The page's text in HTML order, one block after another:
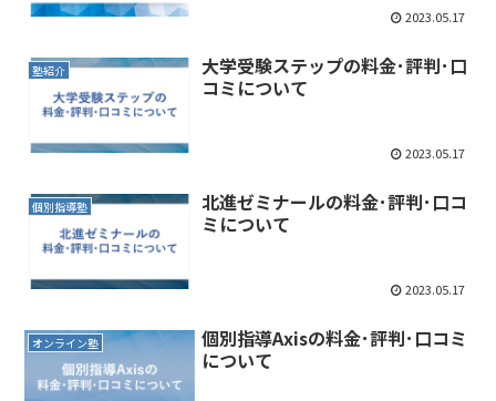
2023.05.17
塾紹介
大学受験ステップの料金･評判･口
コミについて
2023.05.17
個別指導塾
北進ゼミナールの料金･評判･口コ
ミについて
2023.05.17
オンライン塾
個別指導Axisの料金･評判･口コミ
について